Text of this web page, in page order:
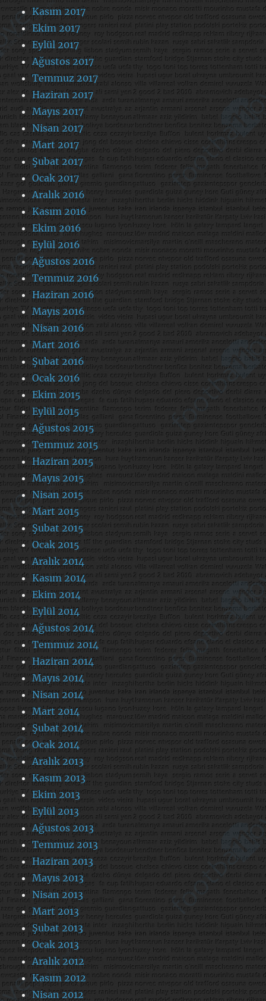
Kasım 2017
Ekim 2017
Eylül 2017
Ağustos 2017
Temmuz 2017
Haziran 2017
Mayıs 2017
Nisan 2017
Mart 2017
Şubat 2017
Ocak 2017
Aralık 2016
Kasım 2016
Ekim 2016
Eylül 2016
Ağustos 2016
Temmuz 2016
Haziran 2016
Mayıs 2016
Nisan 2016
Mart 2016
Şubat 2016
Ocak 2016
Ekim 2015
Eylül 2015
Ağustos 2015
Temmuz 2015
Haziran 2015
Mayıs 2015
Nisan 2015
Mart 2015
Şubat 2015
Ocak 2015
Aralık 2014
Kasım 2014
Ekim 2014
Eylül 2014
Ağustos 2014
Temmuz 2014
Haziran 2014
Mayıs 2014
Nisan 2014
Mart 2014
Şubat 2014
Ocak 2014
Aralık 2013
Kasım 2013
Ekim 2013
Eylül 2013
Ağustos 2013
Temmuz 2013
Haziran 2013
Mayıs 2013
Nisan 2013
Mart 2013
Şubat 2013
Ocak 2013
Aralık 2012
Kasım 2012
Nisan 2012